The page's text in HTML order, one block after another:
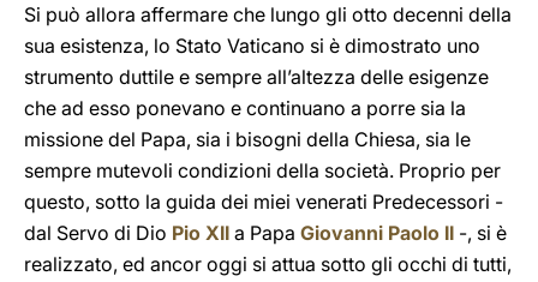
Si può allora affermare che lungo gli otto decenni della
sua esistenza, lo Stato Vaticano si è dimostrato uno
strumento duttile e sempre all’altezza delle esigenze
che ad esso ponevano e continuano a porre sia la
missione del Papa, sia i bisogni della Chiesa, sia le
sempre mutevoli condizioni della società. Proprio per
questo, sotto la guida dei miei venerati Predecessori -
dal Servo di Dio Pio XII a Papa Giovanni Paolo II -, si è
realizzato, ed ancor oggi si attua sotto gli occhi di tutti,